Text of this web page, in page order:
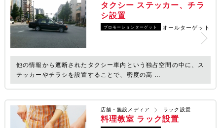
タクシー ステッカー、チラ
シ設置
プロモーションターゲット オールターゲット
他の情報から遮断されたタクシー車内という独占空間の中に、ス
テッカーやチラシを設置することで、密度の高 …
店舗・施設メディア ラック設置
料理教室 ラック設置